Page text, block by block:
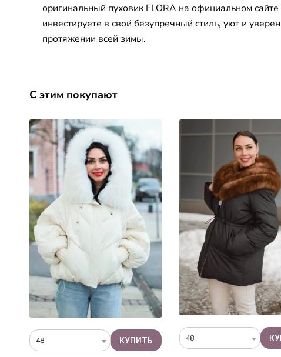
оригинальный пуховик FLORA на официальном
инвестируете в свой безупречный стиль, уют и
протяжении всей зимы.
С этим покупают
48 48